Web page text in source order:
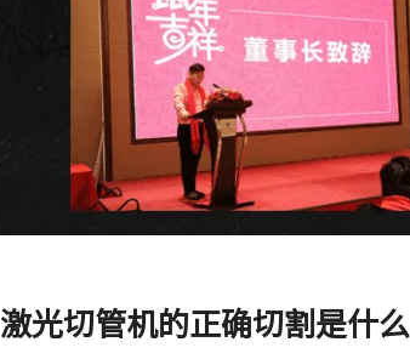
激光切管机的正确切割是什么